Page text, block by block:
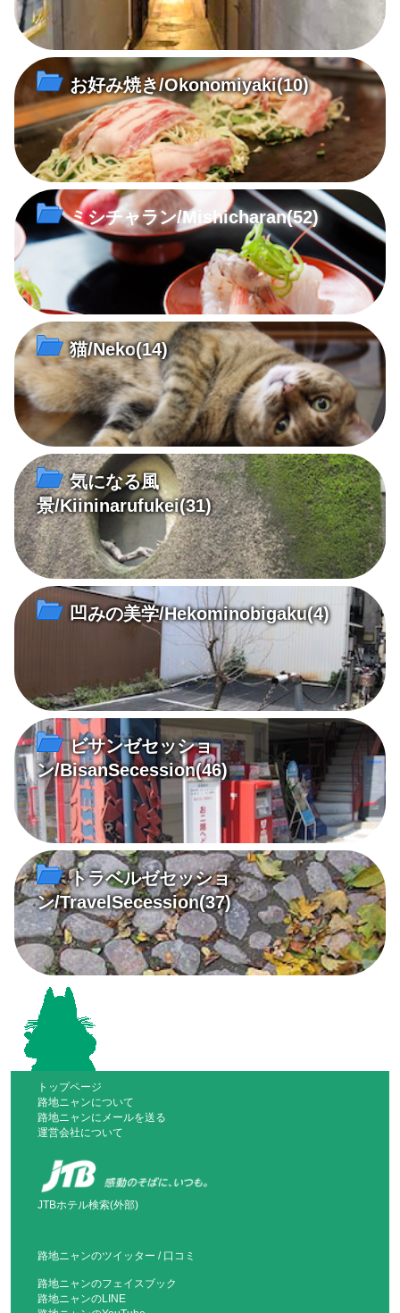
お好み焼き/Okonomiyaki(10)
ミシチャラン/Mishicharan(52)
猫/Neko(14)
気になる風
景/Kiininarufukei(31)
凹みの美学/Hekominobigaku(4)
ビサンゼセッショ
ン/BisanSecession(46)
トラベルゼセッショ
ン/TravelSecession(37)
トップページ
路地ニャンについて
路地ニャンにメールを送る
運営会社について
JTBホテル検索(外部)
路地ニャンのツイッター / 口コミ
路地ニャンのフェイスブック
路地ニャンのLINE